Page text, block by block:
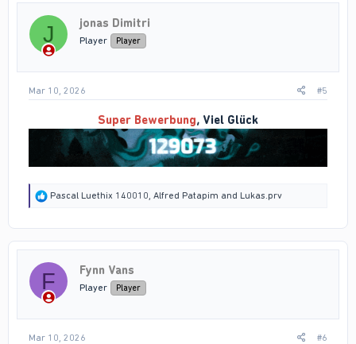
o
n
s
J jonas Dimitri
Player Player
Mar 10, 2026 #5
Super Bewerbung, Viel Glück
R
o
n
s
Pascal Luethix 140010, Alfred Patapim and Lukas.prv
F Fynn Vans
Player Player
Mar 10, 2026 #6